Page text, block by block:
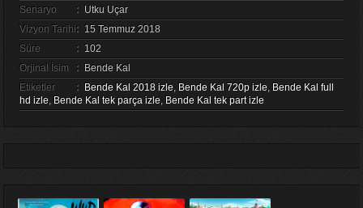
Senaryo
: Utku Uçar
Vizyon Tarihi: 15 Temmuz 2018
Süre
: 102
Orjinal İsim
: Bende Kal
Etiketler
: Bende Kal 2018 izle, Bende Kal 720p izle, Bende Kal full
hd izle, Bende Kal tek parça izle, Bende Kal tek part izle